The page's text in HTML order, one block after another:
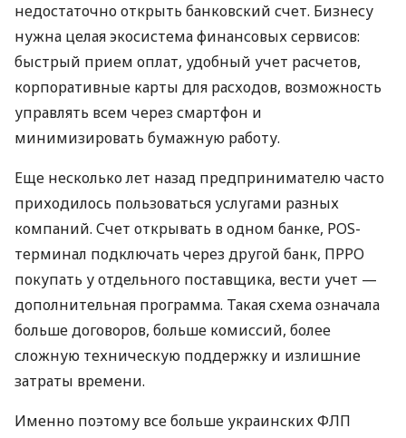
недостаточно открыть банковский счет. Бизнесу
нужна целая экосистема финансовых сервисов:
быстрый прием оплат, удобный учет расчетов,
корпоративные карты для расходов, возможность
управлять всем через смартфон и
минимизировать бумажную работу.
Еще несколько лет назад предпринимателю часто
приходилось пользоваться услугами разных
компаний. Счет открывать в одном банке, POS-
терминал подключать через другой банк, ПРРО
покупать у отдельного поставщика, вести учет —
дополнительная программа. Такая схема означала
больше договоров, больше комиссий, более
сложную техническую поддержку и излишние
затраты времени.
Именно поэтому все больше украинских ФЛП